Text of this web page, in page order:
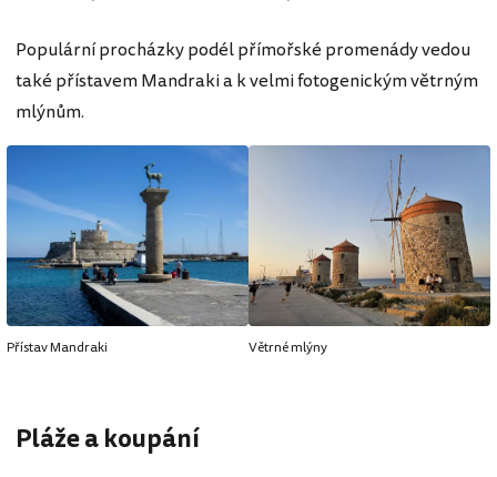
Populární procházky podél přímořské promenády vedou
také přístavem Mandraki a k velmi fotogenickým větrným
mlýnům.
Přístav Mandraki Větrné mlýny
Pláže a koupání